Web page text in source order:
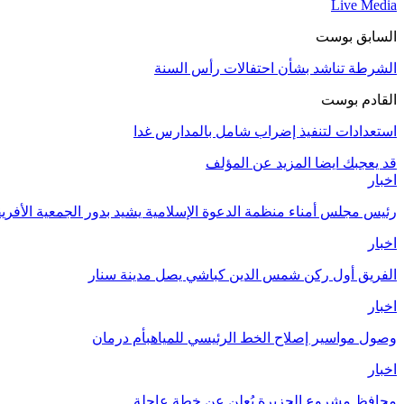
Live Media
السابق بوست
الشرطة تناشد بشأن احتفالات رأس السنة
القادم بوست
استعدادات لتنفيذ إضراب شامل بالمدارس غدا
قد يعجبك ايضا المزيد عن المؤلف
اخبار
رئيس مجلس أمناء منظمة الدعوة الإسلامية يشيد بدور الجمعية
اخبار
الفريق أول ركن شمس الدين كباشي يصل مدينة سنار
اخبار
وصول مواسير إصلاح الخط الرئيسي للمياهبأم درمان
اخبار
محافظ مشروع الجزيرة يُعلن عن خطة عاجلة